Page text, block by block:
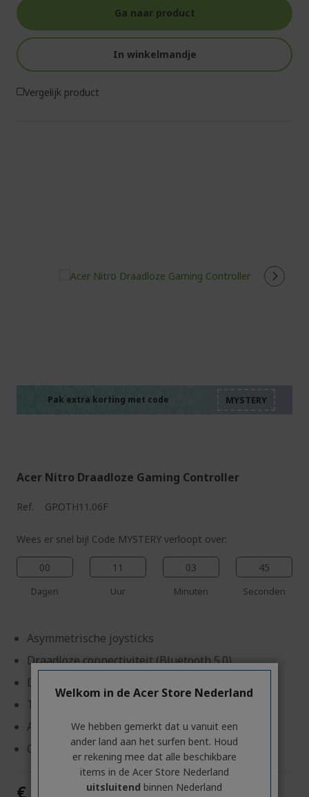
Ga naar product
In winkelmandje
Vergelijk product
Pak extra korting met code
Acer Nitro Draadloze Gaming Controller
Ref. GP.OTH11.06F
Wees er snel bij! Code MYSTERY verloopt over:
00
Dagen
11
Uur
03
Minuten
44
Seconden
Asymmetrische joysticks
Draadloze connectiviteit (Bluetooth 5.0)
Dubbele vibratiemotoren
Turboknop
Analoge triggers
Ondersteunt Windows- en Android-platforms
€ 59,90
Welkom in de Acer Store Nederland
We hebben gemerkt dat u vanuit een
ander land aan het surfen bent. Houd
er rekening mee dat alle beschikbare
items in de Acer Store Nederland
uitsluitend binnen Nederland